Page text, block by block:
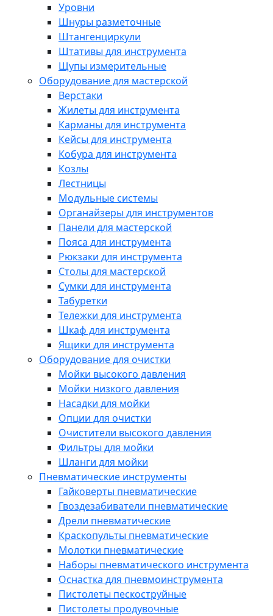
Уровни
Шнуры разметочные
Штангенциркули
Штативы для инструмента
Щупы измерительные
Оборудование для мастерской
Верстаки
Жилеты для инструмента
Карманы для инструмента
Кейсы для инструмента
Кобура для инструмента
Козлы
Лестницы
Модульные системы
Органайзеры для инструментов
Панели для мастерской
Пояса для инструмента
Рюкзаки для инструмента
Столы для мастерской
Сумки для инструмента
Табуретки
Тележки для инструмента
Шкаф для инструмента
Ящики для инструмента
Оборудование для очистки
Мойки высокого давления
Мойки низкого давления
Насадки для мойки
Опции для очистки
Очистители высокого давления
Фильтры для мойки
Шланги для мойки
Пневматические инструменты
Гайковерты пневматические
Гвоздезабиватели пневматические
Дрели пневматические
Краскопульты пневматические
Молотки пневматические
Наборы пневматического инструмента
Оснастка для пневмоинструмента
Пистолеты пескоструйные
Пистолеты продувочные